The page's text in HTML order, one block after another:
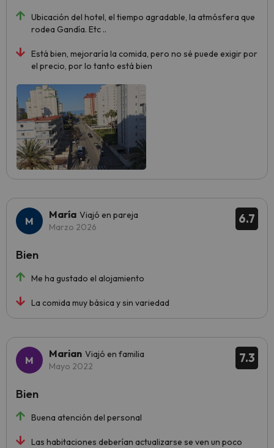
Ubicación del hotel, el tiempo agradable, la atmósfera que
rodea Gandía. Etc ..
Está bien, mejoraría la comida, pero no sé puede exigir por
el precio, por lo tanto está bien
6.7
María Viajó en pareja
Marzo 2026
Me ha gustado el alojamiento
La comida muy básica y sin variedad
Bien
7.3
Marian Viajó en familia
Mayo 2022
Buena atención del personal
Las habitaciones deberían actualizarse se ven un poco
Bien